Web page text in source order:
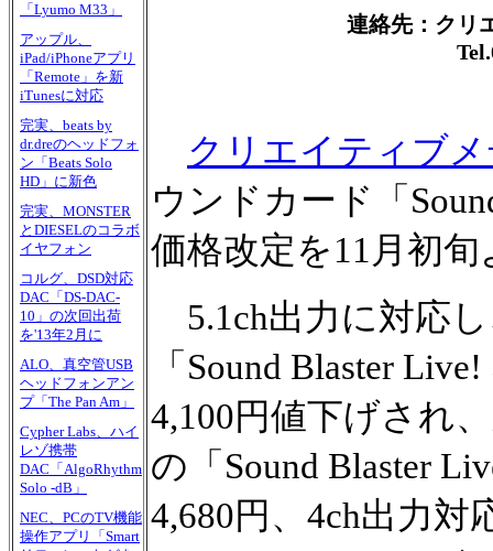
「Lyumo M33」
アップル、
iPad/iPhoneアプリ
「Remote」を新
iTunesに対応
完実、beats by
dr.dreのヘッドフォ
ン「Beats Solo
HD」に新色
完実、MONSTER
とDIESELのコラボ
イヤフォン
コルグ、DSD対応
DAC「DS-DAC-
10」の次回出荷
を'13年2月に
ALO、真空管USB
ヘッドフォンアン
プ「The Pan Am」
Cypher Labs、ハイ
レゾ携帯
DAC「AlgoRhythm
Solo -dB」
NEC、PCのTV機能
操作アプリ「Smart
連絡先：クリ
Tel.03-
クリエイティブ
ウンドカード「
価格改定を11月初
5.1ch出力に対応
「Sound Blaster
4,100円値下げされ
の「Sound Blaster
4,680円、4ch出力対